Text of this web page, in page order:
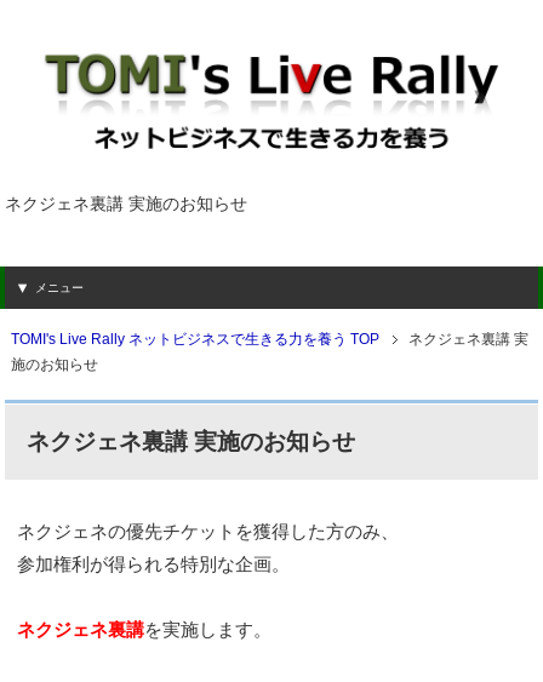
ネクジェネ裏講 実施のお知らせ
メニュー
TOMI's Live Rally ネットビジネスで生きる力を養う TOP
ネクジェネ裏講 実
施のお知らせ
ネクジェネ裏講 実施のお知らせ
ネクジェネの優先チケットを獲得した方のみ、
参加権利が得られる特別な企画。
ネクジェネ裏講を実施します。